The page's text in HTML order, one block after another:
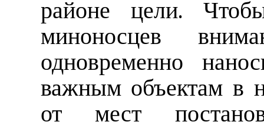
районе цели.
миноносцев
одновременно
важным объектам в
от мест